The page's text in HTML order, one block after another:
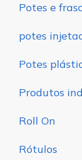
Potes e
potes
Potes
Produtos
Roll On
Rótulos